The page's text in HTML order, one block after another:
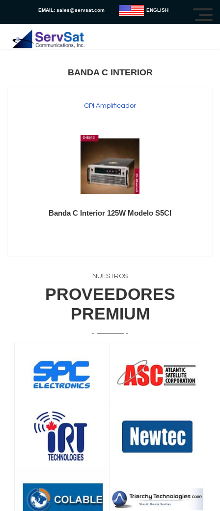
EMAIL: sales@servsat.com ENGLISH
BANDA C INTERIOR
CPI Amplificador
Banda C Interior 125W Modelo S5CI
NUESTROS
PROVEEDORES
PREMIUM